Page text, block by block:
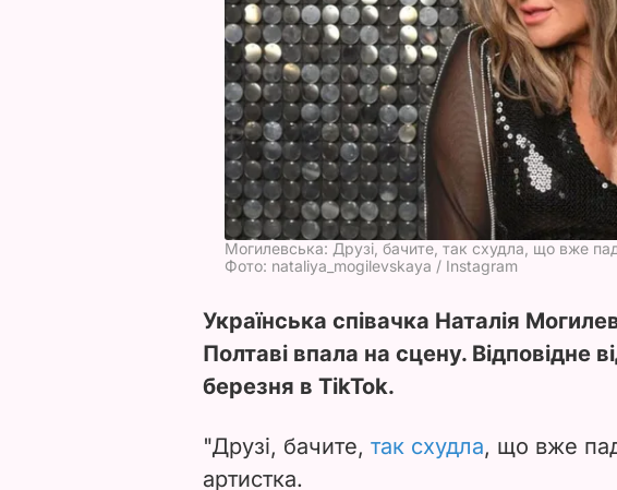
Могилевська: Друзі, бачите, так схудла, що вже
Фото: nataliya_mogilevskaya / Instagram
Українська співачка Наталія
Полтаві впала на сцену. Відповідне
березня в TikTok.
"Друзі, бачите, так схудла, що вже
артистка.